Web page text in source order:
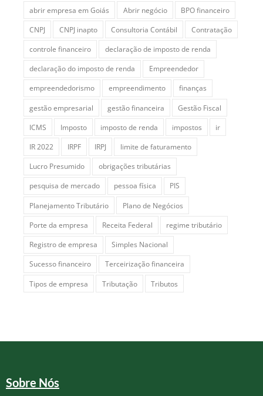
abrir empresa em Goiás
Abrir negócio
BPO financeiro
CNPJ
CNPJ inapto Consultoria Contábil
Contratação
controle financeiro
declaração de imposto de renda
declaração do imposto de renda
Empreendedor
empreendedorismo
empreendimento
finanças
gestão empresarial
gestão financeira
Gestão Fiscal
ICMS
Imposto imposto de renda impostos
ir
IR 2022
IRPF IRPJ
limite de faturamento
Lucro Presumido
obrigações tributárias
pesquisa de mercado
pessoa física
PIS
Planejamento Tributário
Plano de Negócios
Porte da empresa
Receita Federal
regime tributário
Registro de empresa
Simples Nacional
Sucesso financeiro
Terceirização financeira
Tipos de empresa
Tributação Tributos
Sobre Nós